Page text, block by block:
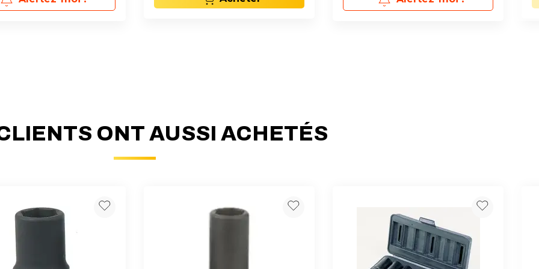
ONT AUSSI ACHETÉS